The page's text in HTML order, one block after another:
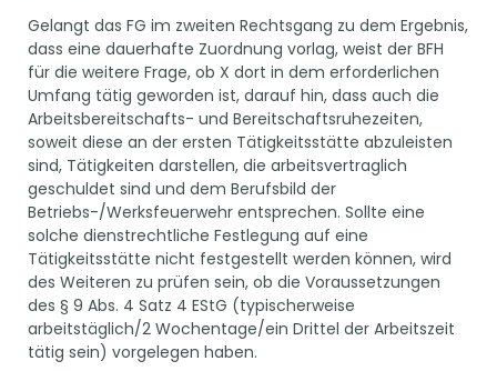
Gelangt das FG im zweiten Rechtsgang zu dem Ergebnis,
dass eine dauerhafte Zuordnung vorlag, weist der BFH
für die weitere Frage, ob X dort in dem erforderlichen
Umfang tätig geworden ist, darauf hin, dass auch die
Arbeitsbereitschafts- und Bereitschaftsruhezeiten,
soweit diese an der ersten Tätigkeitsstätte abzuleisten
sind, Tätigkeiten darstellen, die arbeitsvertraglich
geschuldet sind und dem Berufsbild der
Betriebs-/Werksfeuerwehr entsprechen. Sollte eine
solche dienstrechtliche Festlegung auf eine
Tätigkeitsstätte nicht festgestellt werden können, wird
des Weiteren zu prüfen sein, ob die Voraussetzungen
des § 9 Abs. 4 Satz 4 EStG (typischerweise
arbeitstäglich/2 Wochentage/ein Drittel der Arbeitszeit
tätig sein) vorgelegen haben.